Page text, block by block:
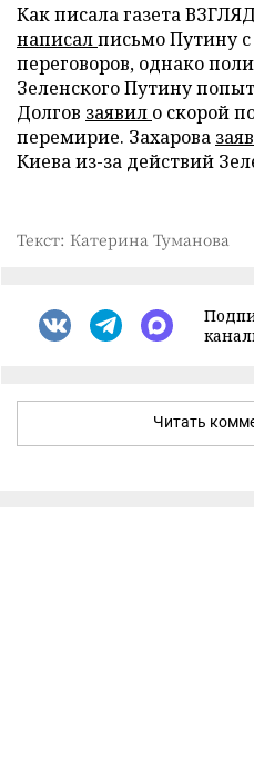
Как писала газета
написалписьмо Путину
переговоров, однако
Зеленского Путину
Долгов заявил о скорой
перемирие. Захарова
Киева из-за действий
Текст: Катерина Туманова
Читать